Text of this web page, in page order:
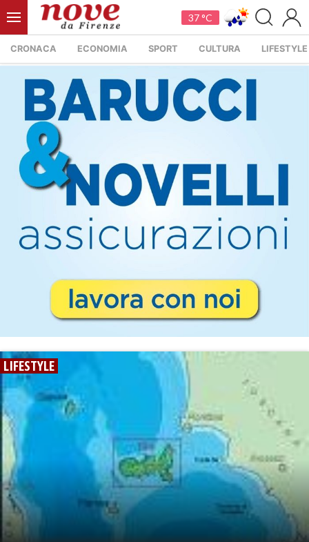
37 °C
CRONACA ECONOMIA SPORT CULTURA LIFESTYLE
LIFESTYLE